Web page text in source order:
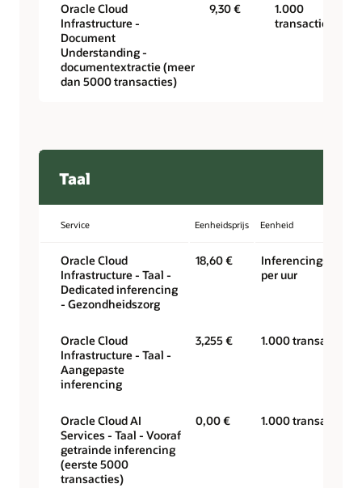
Oracle Cloud
Infrastructure -
Document
Understanding -
documentextractie (meer
dan 5000 transacties)
9,30 €
1.000
transacties
Taal
Service Eenheidsprijs Eenheid
Oracle Cloud
Infrastructure - Taal -
Dedicated inferencing
- Gezondheidszorg
18,60 €
per uur
Oracle Cloud
Infrastructure - Taal -
Aangepaste
inferencing
3,255 € 1.000 transacties
Oracle Cloud AI
Services - Taal - Vooraf
getrainde inferencing
(eerste 5000
transacties)
0,00 € 1.000 transacties